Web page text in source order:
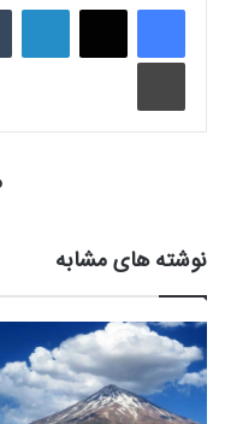
لینکدین
چاپ
نوشته های مشابه